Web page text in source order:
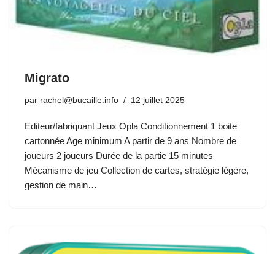
Migrato
par rachel@bucaille.info 12 juillet 2025
Editeur/fabriquant Jeux Opla Conditionnement 1 boite
cartonnée Age minimum A partir de 9 ans Nombre de
joueurs 2 joueurs Durée de la partie 15 minutes
Mécanisme de jeu Collection de cartes, stratégie légère,
gestion de main…